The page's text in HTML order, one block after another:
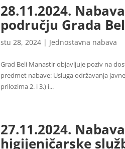
28.11.2024.
području Grada
stu 28, 2024 | Jednostavna nabava
Grad Beli Manastir objavljuje poziv na
predmet nabave: Usluga održavanja
prilozima 2. i 3.) i...
27.11.2024.
higijeničarske